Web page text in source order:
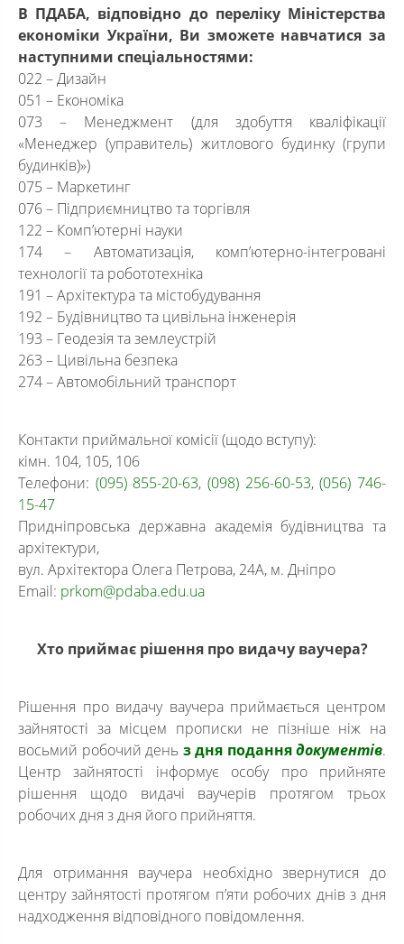
В ПДАБА, відповідно до переліку Міністерства
економіки України, Ви зможете навчатися за
наступними спеціальностями:
022 – Дизайн
051 – Економіка
073 – Менеджмент (для здобуття кваліфікації
«Менеджер (управитель) житлового будинку (групи
будинків)»)
075 – Маркетинг
076 – Підприємництво та торгівля
122 – Комп’ютерні науки
174 – Автоматизація, комп’ютерно-інтегровані
технології та робототехніка
191 – Архітектура та містобудування
192 – Будівництво та цивільна інженерія
193 – Геодезія та землеустрій
263 – Цивільна безпека
274 – Автомобільний транспорт
Контакти приймальної комісії (щодо вступу):
кімн. 104, 105, 106
Телефони: (095) 855-20-63,(098) 256-60-53,(056) 746-
15-47
Придніпровська державна академія будівництва та
архітектури,
вул. Архітектора Олега Петрова, 24А, м. Дніпро
Email: prkom@pdaba.edu.ua
Хто приймає рішення про видачу ваучера?
Рішення про видачу ваучера приймається центром
зайнятості за місцем прописки не пізніше ніж на
восьмий робочий день з дня поданнядокументів.
Центр зайнятості інформує особу про прийняте
рішення щодо видачі ваучерів протягом трьох
робочих дня з дня його прийняття.
Для отримання ваучера необхідно звернутися до
центру зайнятості протягом п’яти робочих днів з дня
надходження відповідного повідомлення.